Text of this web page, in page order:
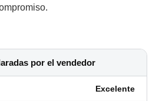
por el vendedor
Excelente